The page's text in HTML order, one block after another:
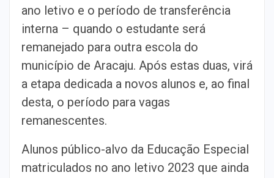
ano letivo e o período de transferência
interna – quando o estudante será
remanejado para outra escola do
município de Aracaju. Após estas duas, virá
a etapa dedicada a novos alunos e, ao final
desta, o período para vagas
remanescentes.
Alunos público-alvo da Educação Especial
matriculados no ano letivo 2023 que ainda